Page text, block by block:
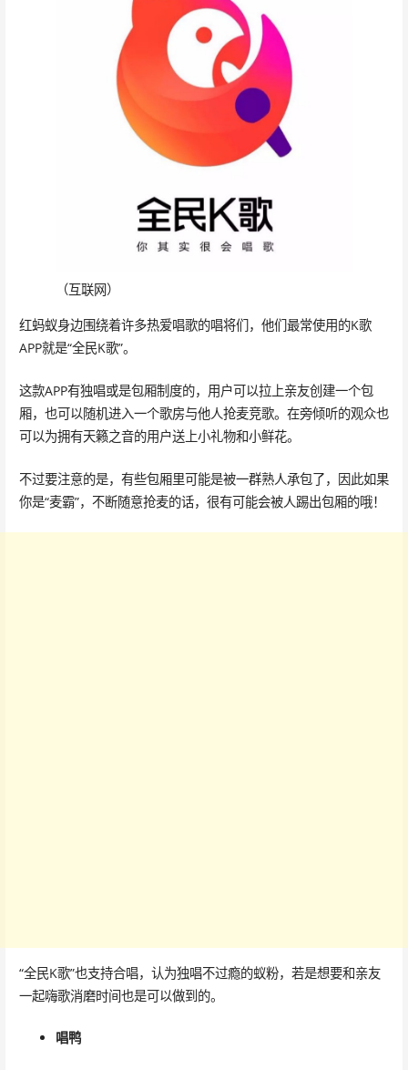
（互联网）
红蚂蚁身边围绕着许多热爱唱歌的唱将们，他们最常使用的K歌
APP就是“全民K歌”。
这款APP有独唱或是包厢制度的，用户可以拉上亲友创建一个包
厢，也可以随机进入一个歌房与他人抢麦竞歌。在旁倾听的观众也
可以为拥有天籁之音的用户送上小礼物和小鲜花。
不过要注意的是，有些包厢里可能是被一群熟人承包了，因此如果
你是“麦霸”，不断随意抢麦的话，很有可能会被人踢出包厢的哦！
“全民K歌”也支持合唱，认为独唱不过瘾的蚁粉，若是想要和亲友
一起嗨歌消磨时间也是可以做到的。
唱鸭